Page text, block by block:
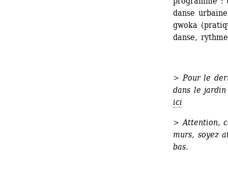
danse
gwoka
danse,
> Pour le
dans le
ici
> Attention,
murs, soyez
bas.